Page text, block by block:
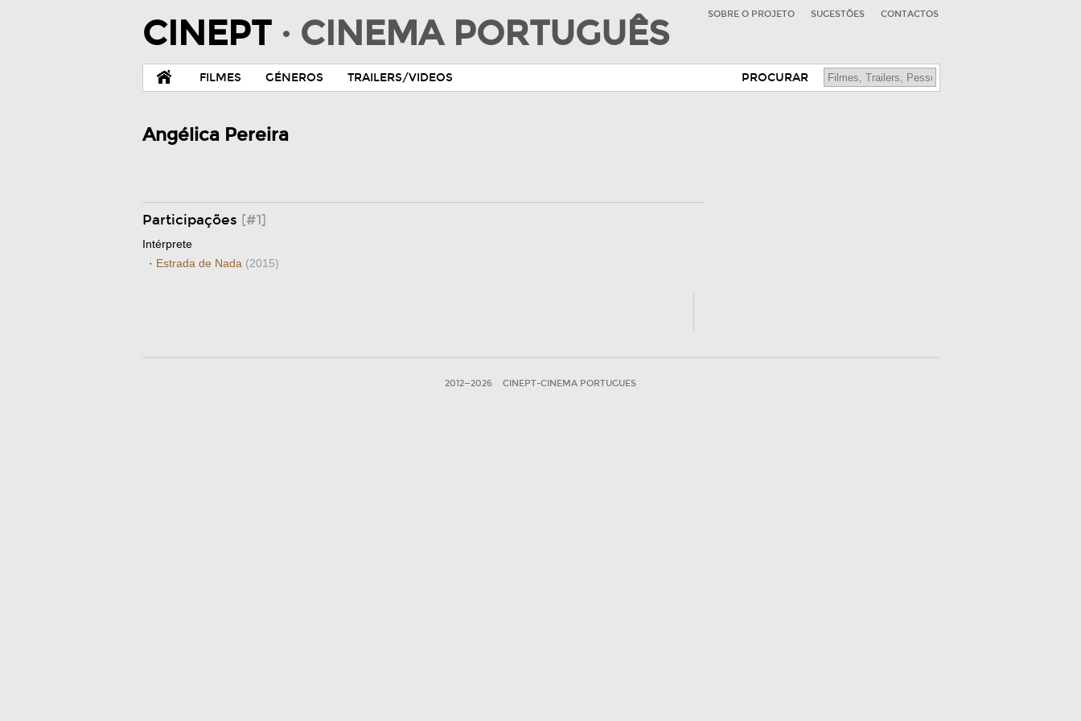
CINEPT · CINEMA PORTUGUÊS SOBRE O PROJETO SUGESTÕES CONTACTOS
FILMES GÉNEROS TRAILERS/VIDEOS PROCURAR
Angélica Pereira
Participações [#1]
Intérprete
· Estrada de Nada (2015)
2012—2026 CINEPT-CINEMA PORTUGUES